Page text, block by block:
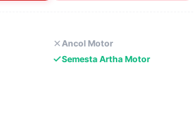
Ancol Motor
Semesta Artha Motor